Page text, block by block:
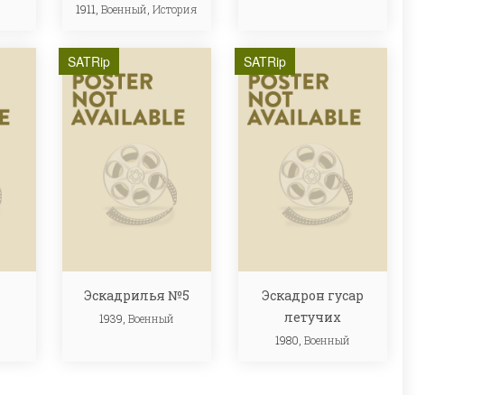
1911,Военный ,История
SATRip
Эскадрилья №5
1939,Военный
SATRip
Эскадрон гусар
летучих
1980, Военный